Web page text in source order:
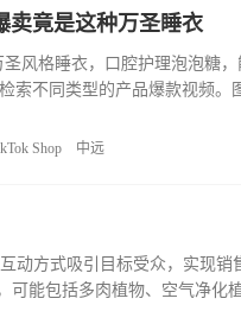
卖竟是这种万圣睡衣
风格睡衣，口腔护理泡泡糖
不同类型的产品爆款视频。
Shop 中远
动方式吸引目标受众，实现销
能包括多肉植物、空气净化